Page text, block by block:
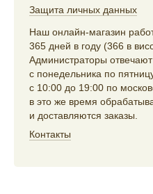
Защита личных данных
Наш онлайн-магазин
365 дней в году (366 в
Администраторы отвечают
с понедельника по
с 10:00 до 19:00 по
в это же время
и доставляются заказы.
Контакты